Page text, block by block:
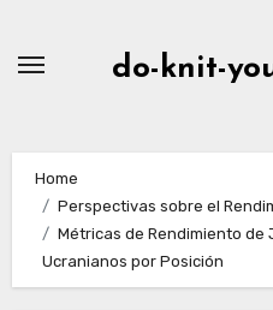
do-knit-
Home
Perspectivas sobre el
Métricas de Rendimiento de
Ucranianos por Posición